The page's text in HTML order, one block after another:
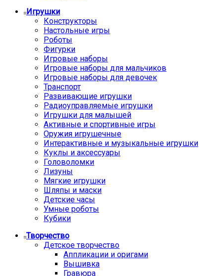
Игрушки
Конструкторы
Настольные игры
Роботы
Фигурки
Игровые наборы
Игровые наборы для мальчиков
Игровые наборы для девочек
Транспорт
Развивающие игрушки
Радиоуправляемые игрушки
Игрушки для малышей
Активные и спортивные игры
Оружия игрушечные
Интерактивные и музыкальные игрушки
Куклы и аксессуары
Головоломки
Лизуны
Мягкие игрушки
Шляпы и маски
Детские часы
Умные роботы
Кубики
Творчество
Детское творчество
Аппликации и оригами
Вышивка
Гравюра